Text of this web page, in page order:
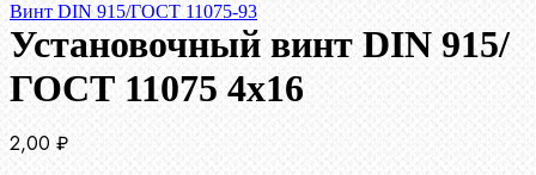
Винт DIN 915/ГОСТ 11075-93
Установочный винт DIN 915/
ГОСТ 11075 4х16
2,00 ₽